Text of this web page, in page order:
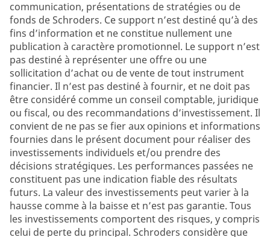
communication, présentations de stratégies ou de
fonds de Schroders. Ce support n’est destiné qu’à des
fins d’information et ne constitue nullement une
publication à caractère promotionnel. Le support n’est
pas destiné à représenter une offre ou une
sollicitation d’achat ou de vente de tout instrument
financier. Il n’est pas destiné à fournir, et ne doit pas
être considéré comme un conseil comptable, juridique
ou fiscal, ou des recommandations d’investissement. Il
convient de ne pas se fier aux opinions et informations
fournies dans le présent document pour réaliser des
investissements individuels et/ou prendre des
décisions stratégiques. Les performances passées ne
constituent pas une indication fiable des résultats
futurs. La valeur des investissements peut varier à la
hausse comme à la baisse et n’est pas garantie. Tous
les investissements comportent des risques, y compris
celui de perte du principal. Schroders considère que